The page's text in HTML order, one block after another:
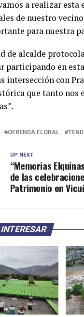
a realizar
de nuestro
para nuestra
de alcalde
participando en
intersección con
que tanto nos
OFRENDA FLORAL
UP NEXT
“Memorias
de las
Patrimonio en